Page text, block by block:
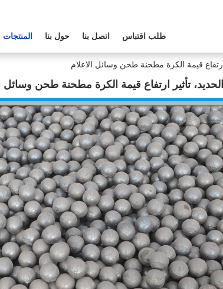
المنتجات حول بنا اتصل بنا طلب اقتباس
قيمة الكرة مطحنة طحن وسائل الاعلام
تأثير ارتفاع قيمة الكرة مطحنة طحن وسائل